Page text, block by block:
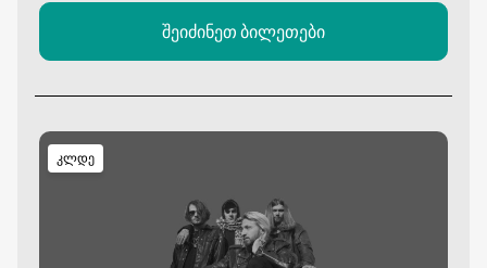
შეიძინეთ ბილეთები
კლდე